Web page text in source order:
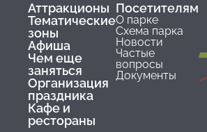
Аттракционы
Тематические
зоны
Афиша
Чем еще
заняться
Организация
праздника
Кафе и
рестораны
Посетителям
О парке
Схема парка
Новости
Частые
вопросы
Документы